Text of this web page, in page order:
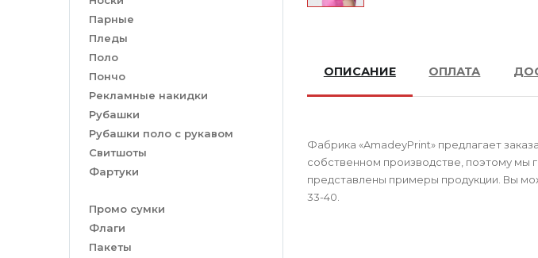
Парные
Пледы
Поло
Пончо
Рекламные накидки
Рубашки
Рубашки поло с рукавом
Свитшоты
Фартуки
Промо сумки
Флаги
Пакеты
ОПИСАНИЕ ОПЛАТА
Фабрика «AmadeyPrint» предлагает
собственном производстве, поэтому мы
представлены примеры продукции. Вы
33-40.